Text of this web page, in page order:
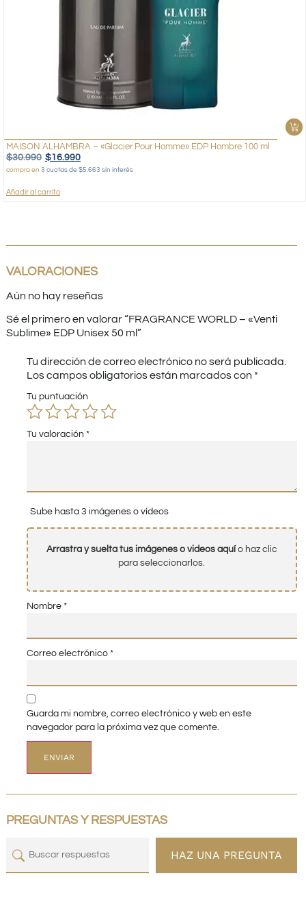
MAISON ALHAMBRA – «Glacier Pour Homme» EDP Hombre 100 ml
$30.990 $16.990
compra en 3 cuotas de $5.663 sin interés
Añadir al carrito
VALORACIONES
Aún no hay reseñas
Sé el primero en valorar “FRAGRANCE WORLD – «Venti
Sublime» EDP Unisex 50 ml”
Tu dirección de correo electrónico no será publicada.
Los campos obligatorios están marcados con *
Tu puntuación
Tu valoración *
Sube hasta 3 imágenes o vídeos
Arrastra y suelta tus imágenes o videos aquío haz clic
para seleccionarlos.
Nombre *
Correo electrónico *
Guarda mi nombre, correo electrónico y web en este
navegador para la próxima vez que comente.
PREGUNTAS Y RESPUESTAS
HAZ UNA PREGUNTA